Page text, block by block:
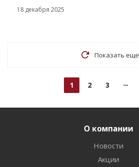
18 декабря 2025
Показать еще
1 2 3
О компании
Новости
Акции